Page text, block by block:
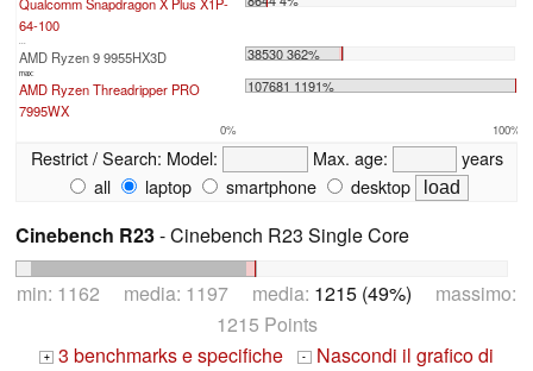
Qualcomm Snapdragon X Plus X1P-
64-100
...
AMD Ryzen 9 9955HX3D 38530 362%
max:
AMD Ryzen Threadripper PRO
7995WX
107681 1191%
0% 100%
Restrict / Search: Model: Max. age:
years
all
laptop smartphone desktop
Cinebench R23- Cinebench R23 Single Core
min: 1162 media: 1197 media: 1215 (49%) massimo:
1215 Points
+ 3 benchmarks e specifiche - Nascondi il grafico di